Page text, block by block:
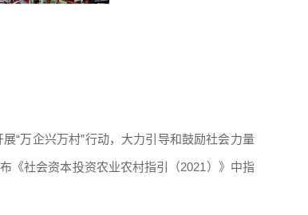
“万企兴万村”行动，大力引导和鼓励社会力量
《社会资本投资农业农村指引（2021）》中指